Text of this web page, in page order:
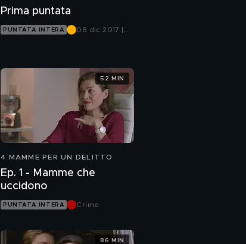
Prima puntata
PUNTATA INTERA
08 dic 2017 |
4 MAMME PER UN DELITTO
Ep. 1 - Mamme che
uccidono
PUNTATA INTERA Crime
52 MIN
86 MIN